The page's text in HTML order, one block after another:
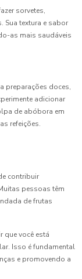
sorvetes,
Sua textura e sabor
as mais saudáveis
preparações doces,
adicionar
de abóbora em
refeições.
contribuir
pessoas têm
de frutas
que você está
Isso é fundamental
e promovendo a